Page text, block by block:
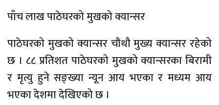
पाँच लाख पाठेघरको मुखको क्यान्सर
पाठेघरको मुखको क्यान्सर चौथौ मुख्य क्यान्सर रहेको
छ । ८८ प्रतिशत पाठेघरको मुखको क्यान्सरका बिरामी
र मृत्यु हुने सङ्ख्या न्यून आय भएका र मध्यम आय
भएका देशमा देखिएको छ ।